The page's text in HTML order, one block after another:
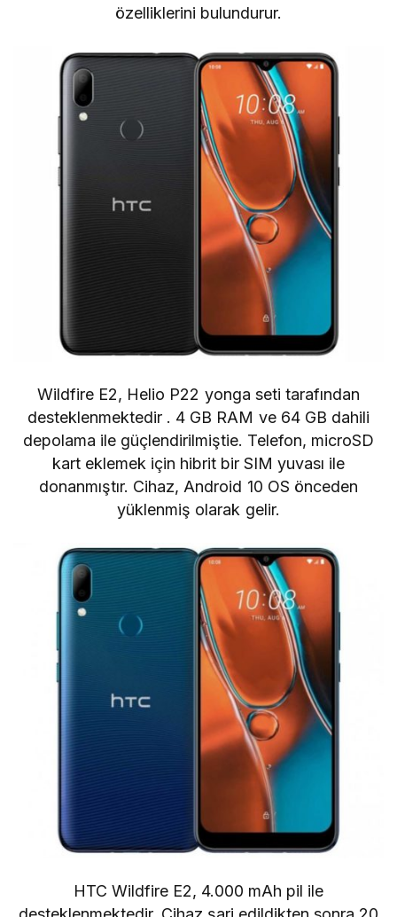
özelliklerini bulundurur.
Wildfire E2, Helio P22 yonga seti tarafından
desteklenmektedir . 4 GB RAM ve 64 GB dahili
depolama ile güçlendirilmiştie. Telefon, microSD
kart eklemek için hibrit bir SIM yuvası ile
donanmıştır. Cihaz, Android 10 OS önceden
yüklenmiş olarak gelir.
HTC Wildfire E2, 4.000 mAh pil ile